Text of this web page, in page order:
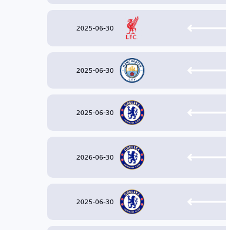
2025-06-30
2025-06-30
2025-06-30
2026-06-30
2025-06-30